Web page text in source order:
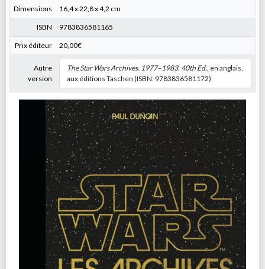
Dimensions 16,4 x 22,8 x 4,2 cm
ISBN 9783836581165
Prix éditeur 20,00€
Autre
version
The Star Wars Archives. 1977–1983. 40th Ed., en anglais,
aux éditions Taschen (ISBN: 9783836581172)